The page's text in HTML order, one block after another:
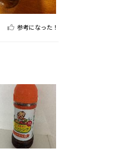
参考になった！